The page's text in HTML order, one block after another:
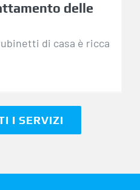
delle
di casa è ricca
I SERVIZI